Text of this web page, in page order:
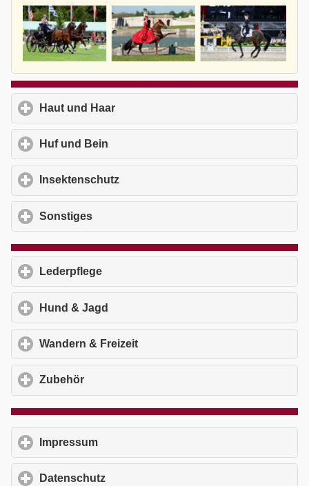
Haut und Haar
Huf und Bein
Insektenschutz
Sonstiges
Lederpflege
Hund & Jagd
Wandern & Freizeit
Zubehör
Impressum
Datenschutz